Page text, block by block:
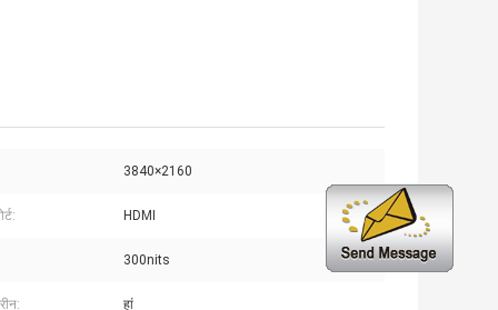
3840×2160
HDMI
300nits
हां